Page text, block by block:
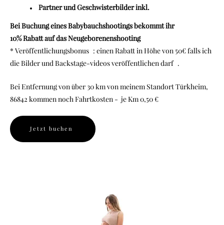
Partner und Geschwisterbilder inkl.
Bei Buchung eines Babybauchshootings bekommt ihr
10% Rabatt auf das Neugeborenenshooting
* Veröffentlichungsbonus : einen Rabatt in Höhe von 50€ falls ich
die Bilder und Backstage-videos veröffentlichen darf .
Bei Entfernung von über 30 km von meinem Standort Türkheim,
86842 kommen noch Fahrtkosten - je Km 0,50 €
Jetzt buchen